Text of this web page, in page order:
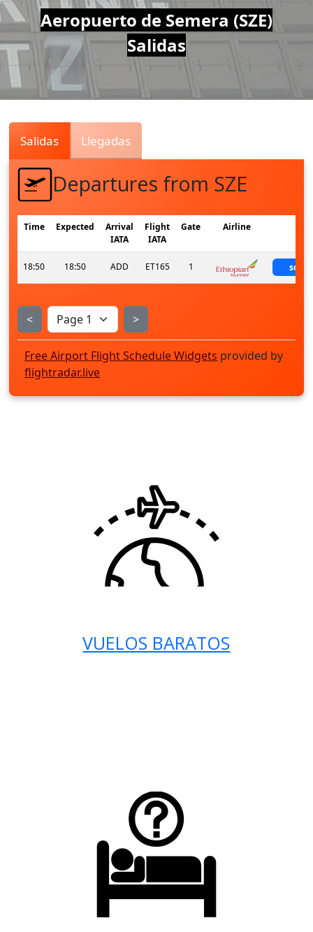
Air
Traffic
Live
Aeropuerto de Semera (SZE)
Salidas
Salidas Llegadas
Departures from SZE
Time Expected
Arrival
IATA
Flight
IATA
Gate Airline
18:50 18:50 ADD ET165 1
< >
Free Airport Flight Schedule Widgets provided by
flightradar.live
VUELOS BARATOS